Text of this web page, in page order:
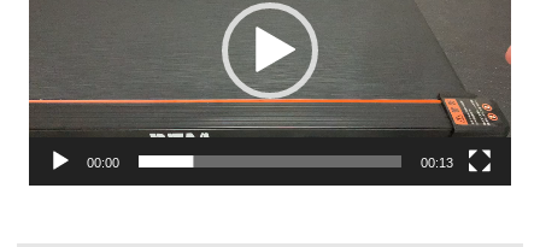
ヤ
ー
00:00 00:13